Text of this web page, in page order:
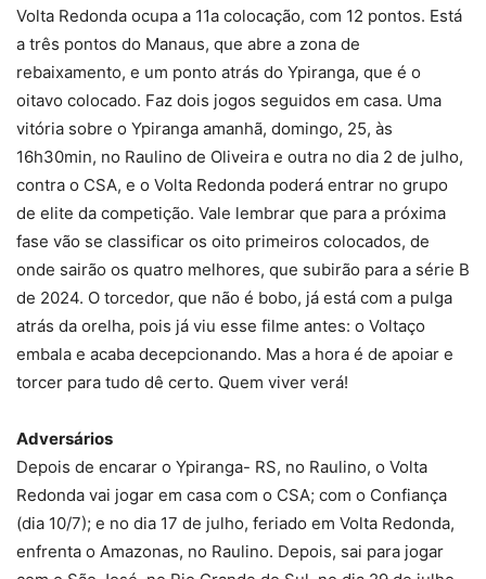
Volta Redonda ocupa a 11a colocação, com 12 pontos. Está
a três pontos do Manaus, que abre a zona de
rebaixamento, e um ponto atrás do Ypiranga, que é o
oitavo colocado. Faz dois jogos seguidos em casa. Uma
vitória sobre o Ypiranga amanhã, domingo, 25, às
16h30min, no Raulino de Oliveira e outra no dia 2 de julho,
contra o CSA, e o Volta Redonda poderá entrar no grupo
de elite da competição. Vale lembrar que para a próxima
fase vão se classificar os oito primeiros colocados, de
onde sairão os quatro melhores, que subirão para a série B
de 2024. O torcedor, que não é bobo, já está com a pulga
atrás da orelha, pois já viu esse filme antes: o Voltaço
embala e acaba decepcionando. Mas a hora é de apoiar e
torcer para tudo dê certo. Quem viver verá!
Adversários
Depois de encarar o Ypiranga- RS, no Raulino, o Volta
Redonda vai jogar em casa com o CSA; com o Confiança
(dia 10/7); e no dia 17 de julho, feriado em Volta Redonda,
enfrenta o Amazonas, no Raulino. Depois, sai para jogar